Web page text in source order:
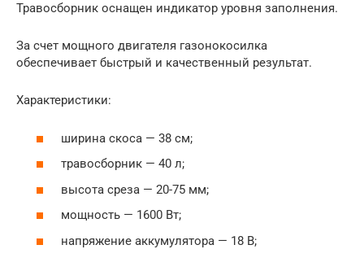
Травосборник оснащен индикатор уровня заполнения.
За счет мощного двигателя газонокосилка
обеспечивает быстрый и качественный результат.
Характеристики:
ширина скоса — 38 см;
травосборник — 40 л;
высота среза — 20-75 мм;
мощность — 1600 Вт;
напряжение аккумулятора — 18 В;